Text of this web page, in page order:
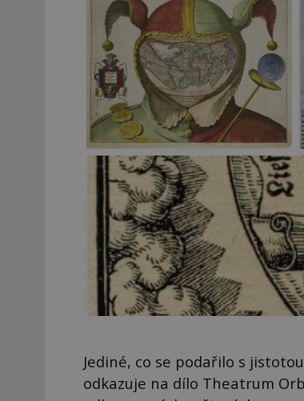
Jediné, co se podařilo s
odkazuje na dílo Theatrum